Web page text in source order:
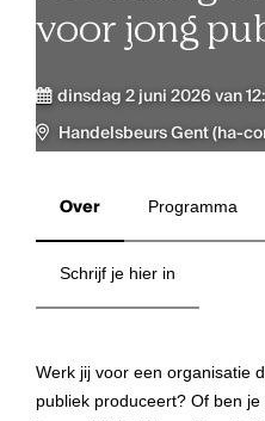
voor jong
dinsdag 2 juni 2026 van
Handelsbeurs Gent (ha-
Over Programma
Schrijf je hier in
Werk jij voor een organisatie
publiek produceert? Of ben